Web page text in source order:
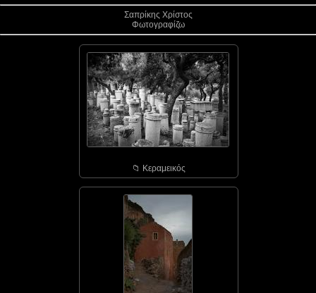
Σαπρίκης Χρίστος
Φωτογραφίζω
📁︎ Κεραμεικός